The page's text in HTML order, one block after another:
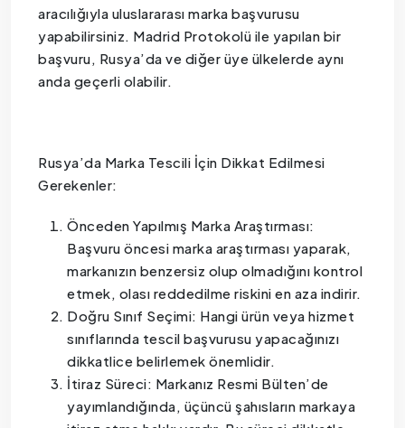
aracılığıyla uluslararası marka başvurusu
yapabilirsiniz. Madrid Protokolü ile yapılan bir
başvuru, Rusya’da ve diğer üye ülkelerde aynı
anda geçerli olabilir.
Rusya’da Marka Tescili İçin Dikkat Edilmesi
Gerekenler:
Önceden Yapılmış Marka Araştırması:
Başvuru öncesi marka araştırması yaparak,
markanızın benzersiz olup olmadığını kontrol
etmek, olası reddedilme riskini en aza indirir.
Doğru Sınıf Seçimi: Hangi ürün veya hizmet
sınıflarında tescil başvurusu yapacağınızı
dikkatlice belirlemek önemlidir.
İtiraz Süreci: Markanız Resmi Bülten’de
yayımlandığında, üçüncü şahısların markaya